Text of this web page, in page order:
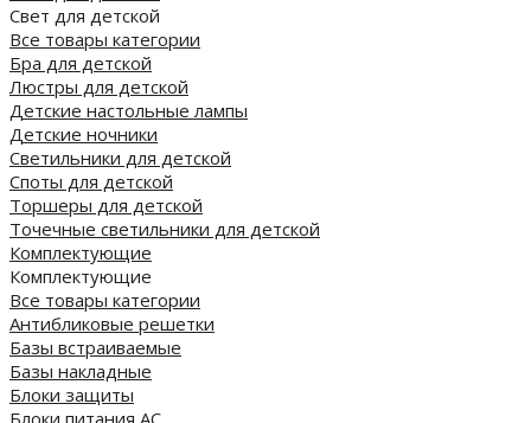
Свет для детской
Все товары категории
Бра для детской
Люстры для детской
Детские настольные лампы
Детские ночники
Светильники для детской
Споты для детской
Торшеры для детской
Точечные светильники для детской
Комплектующие
Комплектующие
Все товары категории
Антибликовые решетки
Базы встраиваемые
Базы накладные
Блоки защиты